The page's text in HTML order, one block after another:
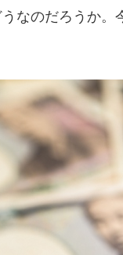
なのだろうか。